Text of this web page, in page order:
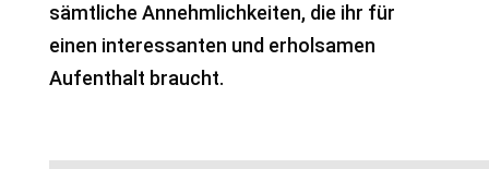
sämtliche Annehmlichkeiten, die ihr für
einen interessanten und erholsamen
Aufenthalt braucht.